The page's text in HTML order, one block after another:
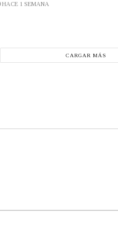
HACE 1 SEMANA
CARGAR MÁS